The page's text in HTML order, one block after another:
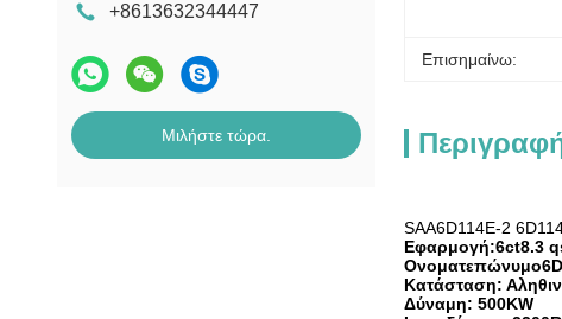
+8613632344447
Μιλήστε τώρα.
Επισημαίνω:
SAA6D114E-2
Εφαρμογή:6ct8.3
Ονοματεπώνυμο
Κατάσταση:
Δύναμη: 500KW